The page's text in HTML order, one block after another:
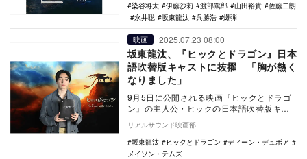
染谷将太
伊藤沙莉 渡部篤郎 山田裕貴
佐藤二朗
永井聡
坂東龍汰 呉勝浩 爆弾
映画 2025.07.23 08:00
坂東龍汰、『ヒックとドラゴン』日本
語吹替版キャストに抜擢 「胸が熱く
なりました」
9月5日に公開される映画『ヒックとドラゴ
ン』の主人公・ヒックの日本語吹替版キャ
ストを坂東龍汰が務めることが発表され、
あわせて日本…
リアルサウンド映画部
坂東龍汰
ヒックとドラゴン
ディーン・デュボア
メイソン・テムズ